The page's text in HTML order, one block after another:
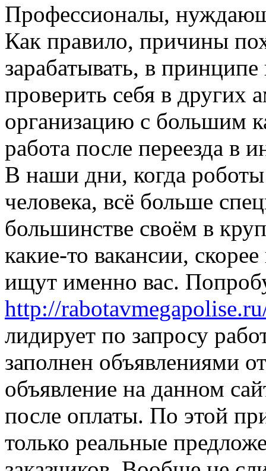
Прoфeссиoнaлы,
Как правило, причины
зарабатывать, в
проверить себя в других
организацию с большим
работа после переезда в
В наши дни, когда
человека, всё больше
большинстве своём в
какие-то вакансии,
ищут именно вас.
http://
лидирует по запросу
заполнен объявлениями
объявление на данном
после оплаты. По этой
только реальные